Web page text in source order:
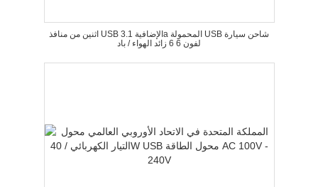
اثنين من منافذ USB الإضافية 3.1a المحمولة USB شاحن سيارة
لفون 6 6 زائد الهواء / باد